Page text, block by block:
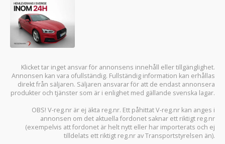
Klicket tar inget ansvar för annonsens innehåll eller tillgänglighet.
Annonsen kan vara ofullständig. Fullständig information kan erhållas
direkt från säljaren. Säljaren ansvarar för att de endast annonsera
produkter och tjänster som är i enlighet med gällande svenska lagar.
OBS! V-reg.nr är ej äkta reg.nr. Ett påhittat V-reg.nr kan anges i
annonsen om det aktuella fordonet saknar ett riktigt reg.nr
(exempelvis att fordonet är helt nytt eller har importerats och ej
tilldelats ett riktigt reg.nr av Transportstyrelsen än).